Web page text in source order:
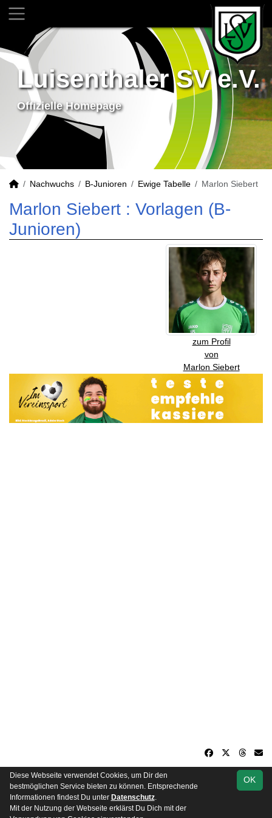
Luisenthaler SV e.V.
Offizielle Homepage
Nachwuchs B-Junioren Ewige Tabelle Marlon Siebert
Marlon Siebert : Vorlagen (B-
Junioren)
zum Profil
von
Marlon Siebert
soccero.de
© 2006 - 2026
Besucherstatistik Kontakt Impressum
OK
Diese Webseite verwendet Cookies, um Dir den
bestmöglichen Service bieten zu können. Entsprechende
Informationen findest Du unter Datenschutz.
Mit der Nutzung der Webseite erklärst Du Dich mit der